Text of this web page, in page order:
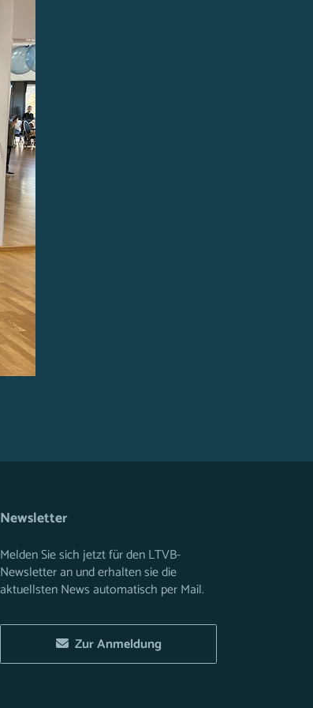
Newsletter
Melden Sie sich jetzt für den LTVB-
Newsletter an und erhalten sie die
aktuellsten News automatisch per Mail.
Zur Anmeldung